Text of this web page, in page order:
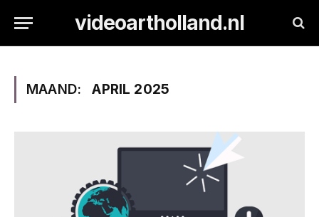
videoartholland.nl
MAAND: APRIL 2025